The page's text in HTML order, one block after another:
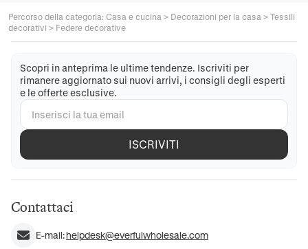
Percorso della categoria: Casa e cucina > Decorazioni per la casa > Tessili
decorativi > Federe decorative
Scopri in anteprima le ultime tendenze. Iscriviti per
rimanere aggiornato sui nuovi arrivi, i consigli degli esperti
e le offerte esclusive.
ISCRIVITI
Contattaci
E-mail:helpdesk@everfulwholesale.com